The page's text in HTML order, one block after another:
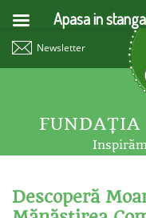
Newsletter
FUNDAŢIA
Descoperă
Apasa in